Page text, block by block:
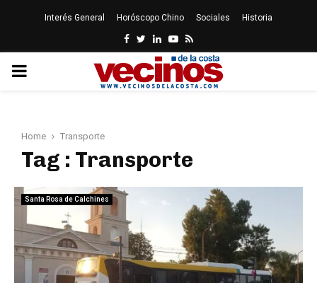
Interés General Horóscopo Chino Sociales Historia
Facebook
Twitter
LinkedinYoutube
Rss
PRIMARY
Home Transporte
Tag : Transporte
Santa Rosa de Calchines